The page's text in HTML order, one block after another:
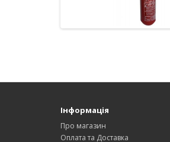
Інформація
Про магазин
Оплата та Доставка